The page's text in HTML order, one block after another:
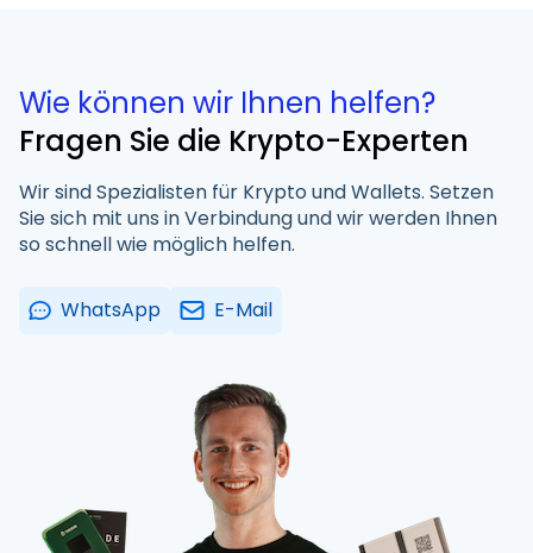
Wie können wir Ihnen helfen?
Fragen Sie die Krypto-Experten
Wir sind Spezialisten für Krypto und Wallets. Setzen
Sie sich mit uns in Verbindung und wir werden Ihnen
so schnell wie möglich helfen.
WhatsApp E-Mail